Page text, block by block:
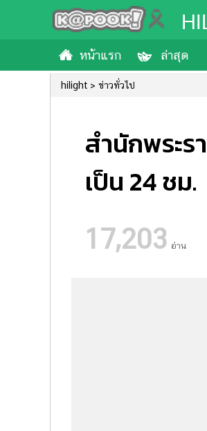
หน้าแรก ล่าสุด
hilight ข่าวทั่วไป
สำนักพระร
เป็น 24 ชม.
17,203 อ่าน